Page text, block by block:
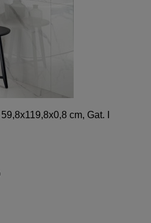
cm, Gat. I